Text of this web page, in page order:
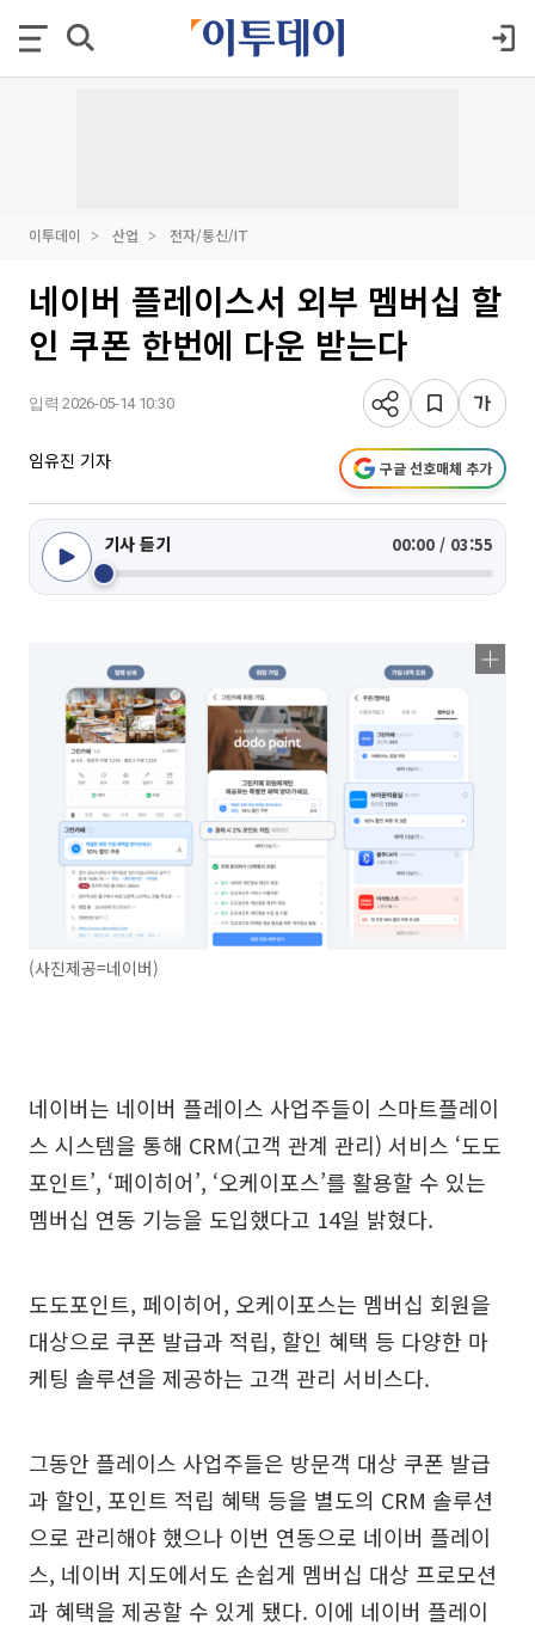
이투데이 산업 전자/통신/IT
네이버 플레이스서 외부 멤버십 할
인 쿠폰 한번에 다운 받는다
입력 2026-05-14 10:30
임유진 기자 구글 선호매체 추가
기사 듣기 00:00 / 03:55
(사진제공=네이버)
네이버는 네이버 플레이스 사업주들이 스마트플레이
스 시스템을 통해 CRM(고객 관계 관리) 서비스 ‘도도
포인트’, ‘페이히어’, ‘오케이포스’를 활용할 수 있는
멤버십 연동 기능을 도입했다고 14일 밝혔다.
도도포인트, 페이히어, 오케이포스는 멤버십 회원을
대상으로 쿠폰 발급과 적립, 할인 혜택 등 다양한 마
케팅 솔루션을 제공하는 고객 관리 서비스다.
그동안 플레이스 사업주들은 방문객 대상 쿠폰 발급
과 할인, 포인트 적립 혜택 등을 별도의 CRM 솔루션
으로 관리해야 했으나 이번 연동으로 네이버 플레이
스, 네이버 지도에서도 손쉽게 멤버십 대상 프로모션
과 혜택을 제공할 수 있게 됐다. 이에 네이버 플레이